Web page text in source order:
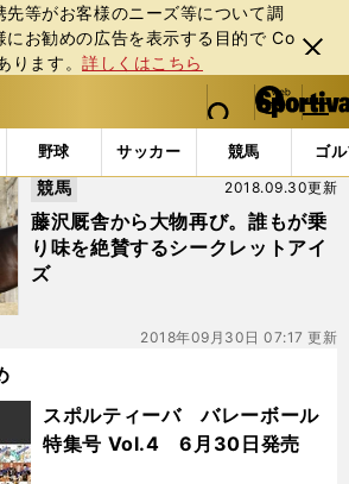
等がお客様のニーズ等について調
にお勧めの広告を表⽰する⽬的で Co
ります。詳しくはこちら
閉じ
る
web Sportiva (webスポルティーバ)
検索
マイペ
ー
ジ
メニュ
野球 サッカー 競馬 ゴ
アイズ」の最新ニュース・ 情報
藤沢厩舎から大物再び。誰もが乗
り味を絶賛するシークレットアイ
ズ
2018.09.30更新
競馬
2018年09月30日 07:17 更新
スポルティーバ バレーボール
特集号 Vol.4 6月30日発売